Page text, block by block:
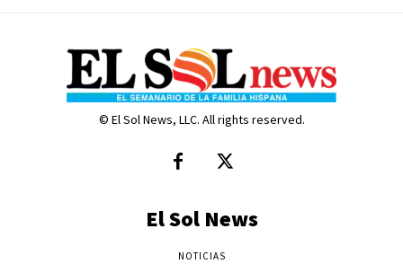
© El Sol News, LLC. All rights reserved.
El Sol News
NOTICIAS